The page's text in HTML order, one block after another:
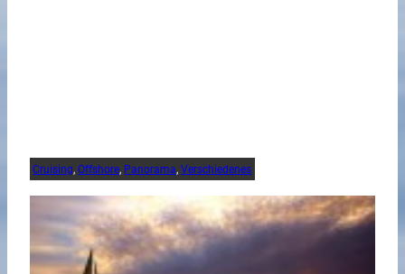
Cruising, Offshore, Panorama, Verschiedenes